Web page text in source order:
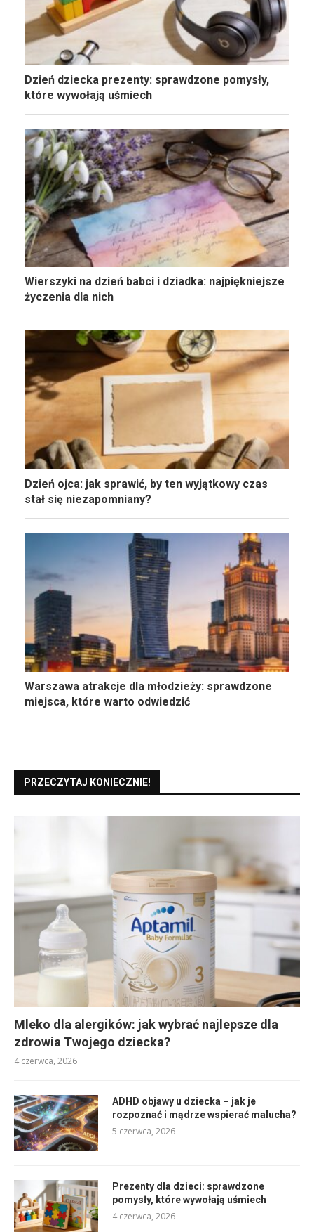
Dzień dziecka prezenty: sprawdzone pomysły,
które wywołają uśmiech
Wierszyki na dzień babci i dziadka: najpiękniejsze
życzenia dla nich
Dzień ojca: jak sprawić, by ten wyjątkowy czas
stał się niezapomniany?
Warszawa atrakcje dla młodzieży: sprawdzone
miejsca, które warto odwiedzić
PRZECZYTAJ KONIECZNIE!
Mleko dla alergików: jak wybrać najlepsze dla
zdrowia Twojego dziecka?
4 czerwca, 2026
ADHD objawy u dziecka – jak je
rozpoznać i mądrze wspierać malucha?
5 czerwca, 2026
Prezenty dla dzieci: sprawdzone
pomysły, które wywołają uśmiech
4 czerwca, 2026